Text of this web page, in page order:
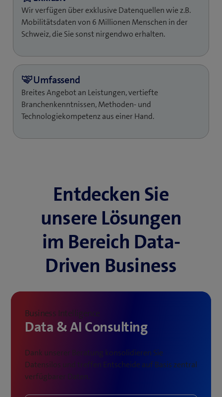
gewünschten Anspruchs­gruppen schnell, sicher und
übersichtlich zur Verfügung gestellt – für fundierte
Business-Entscheide und überzeugende
Kundenerlebnisse.
Wir verfügen über exklusive Datenquellen wie z.B.
Mobilitätsdaten von 6 Millionen Menschen in der
Schweiz, die Sie sonst nirgendwo erhalten.
Breites Angebot an Leistungen, vertiefte
Branchenkenntnissen, Methoden- und
Technologiekompetenz aus einer Hand.
Entdecken Sie
unsere Lösungen
im Bereich Data-
Driven Business
Business Intelligence
Data & AI Consulting
Dank unserer Beratung konsolidieren Sie
Datensilos und treffen Entscheide auf Basis zentral
verfügbarer Daten.